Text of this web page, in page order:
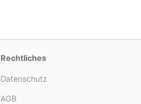
Rechtliches
Datenschutz
AGB